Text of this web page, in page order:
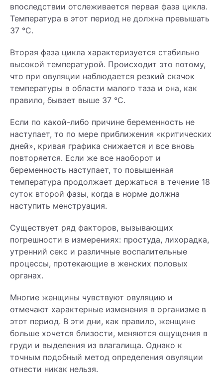
впоследствии отслеживается первая фаза цикла.
Температура в этот период не должна превышать
37 °С.
Вторая фаза цикла характеризуется стабильно
высокой температурой. Происходит это потому,
что при овуляции наблюдается резкий скачок
температуры в области малого таза и она, как
правило, бывает выше 37 °С.
Если по какой-либо причине беременность не
наступает, то по мере приближения «критических
дней», кривая графика снижается и все вновь
повторяется. Если же все наоборот и
беременность наступает, то повышенная
температура продолжает держаться в течение 18
суток второй фазы, когда в норме должна
наступить менструация.
Существует ряд факторов, вызывающих
погрешности в измерениях: простуда, лихорадка,
утренний секс и различные воспалительные
процессы, протекающие в женских половых
органах.
Многие женщины чувствуют овуляцию и
отмечают характерные изменения в организме в
этот период. В эти дни, как правило, женщине
больше хочется близости, меняются ощущения в
груди и выделения из влагалища. Однако к
точным подобный метод определения овуляции
отнести никак нельзя.